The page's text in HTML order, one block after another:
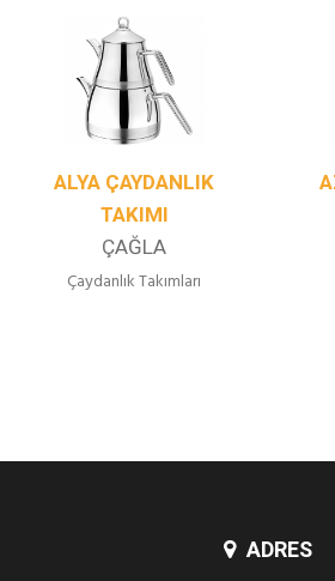
ALYA ÇAYDANLIK
TAKIMI
ÇAĞLA
Çaydanlık Takımları
ADRES